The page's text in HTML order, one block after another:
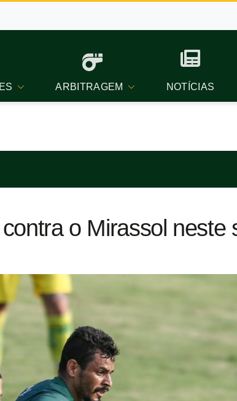
ARBITRAGEM NOTÍCIAS
o Mirassol neste